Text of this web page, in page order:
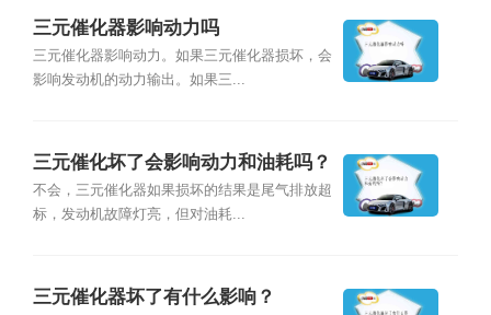
三元催化器影响动力吗
三元催化器影响动力。如果三元催化器损坏，会
影响发动机的动力输出。如果三...
三元催化坏了会影响动力和油耗吗？
不会，三元催化器如果损坏的结果是尾气排放超
标，发动机故障灯亮，但对油耗...
三元催化器坏了有什么影响？